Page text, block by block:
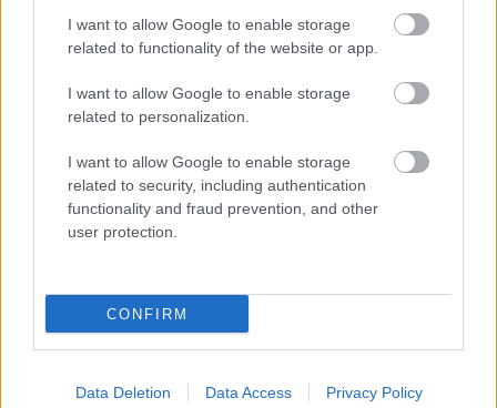
I want to allow Google to enable storage
related to functionality of the website or app.
I want to allow Google to enable storage
related to personalization.
I want to allow Google to enable storage
related to security, including authentication
functionality and fraud prevention, and other
user protection.
CONFIRM
Data Deletion Data Access Privacy Policy
Renovācijas laikā
Olainē kādā namā
ap 40 grauzēju
TESTS. Kuras valsts
90%